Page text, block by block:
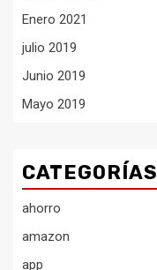
Enero 2021
julio 2019
Junio 2019
Mayo 2019
CATEGORÍAS
ahorro
amazon
app